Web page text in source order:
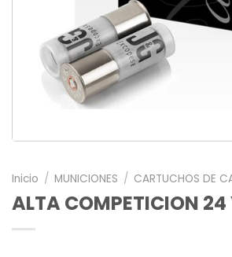
Inicio / MUNICIONES / CARTUCHOS DE
ALTA COMPETICION 24